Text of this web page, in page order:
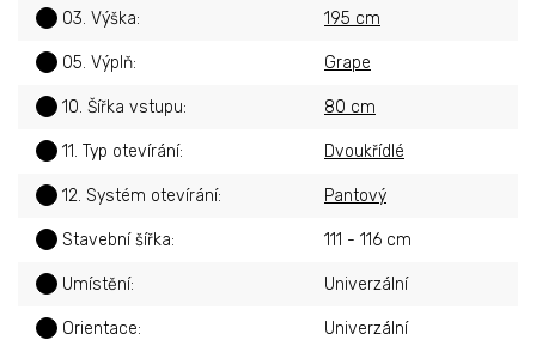
03. Výška: 195 cm
05. Výplň: Grape
10. Šířka vstupu: 80 cm
11. Typ otevírání: Dvoukřídlé
12. Systém otevírání: Pantový
Stavební šířka: 111 - 116 cm
Umístění: Univerzální
Orientace: Univerzální